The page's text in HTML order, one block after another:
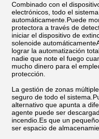
Combinado con el
electrónicos, todo el
automáticamente.Puede
protectora a través de
iniciar el dispositivo de
solenoide
lograr la automatización
nadie que note el fuego
mucho dinero para el
protección.
La gestión de zonas
seguro de todo el
alternativo que apunta a
agente puede ser
incendio.Es que un
ser espacio de